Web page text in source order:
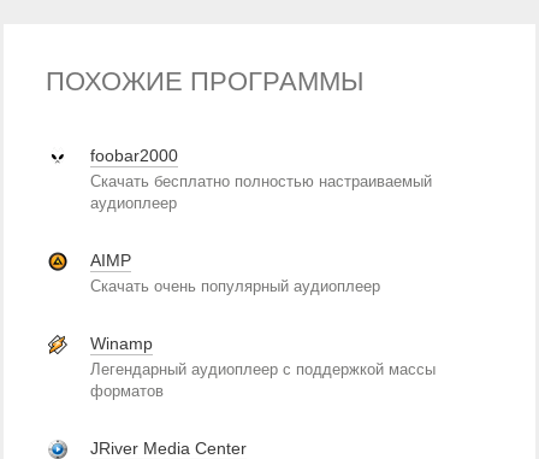
ПОХОЖИЕ ПРОГРАММЫ
foobar2000
Скачать бесплатно полностью настраиваемый
аудиоплеер
AIMP
Скачать очень популярный аудиоплеер
Winamp
Легендарный аудиоплеер с поддержкой массы
форматов
JRiver Media Center